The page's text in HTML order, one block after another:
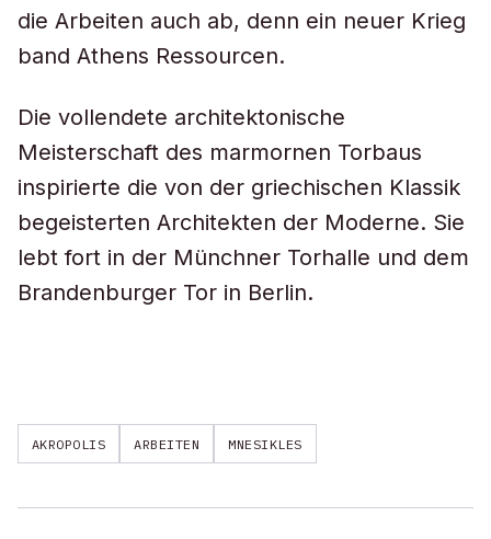
die Arbeiten auch ab, denn ein neuer Krieg
band Athens Ressourcen.
Die vollendete architektonische
Meisterschaft des marmornen Torbaus
inspirierte die von der griechischen Klassik
begeisterten Architekten der Moderne. Sie
lebt fort in der Münchner Torhalle und dem
Brandenburger Tor in Berlin.
AKROPOLIS ARBEITEN MNESIKLES